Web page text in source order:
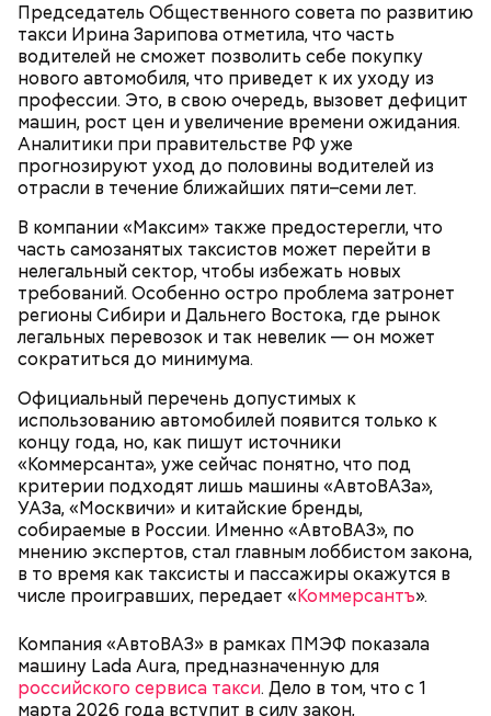
Председатель Общественного совета по развитию
такси Ирина Зарипова отметила, что часть
водителей не сможет позволить себе покупку
нового автомобиля, что приведет к их уходу из
профессии. Это, в свою очередь, вызовет дефицит
машин, рост цен и увеличение времени ожидания.
Аналитики при правительстве РФ уже
прогнозируют уход до половины водителей из
отрасли в течение ближайших пяти–семи лет.
В компании «Максим» также предостерегли, что
часть самозанятых таксистов может перейти в
нелегальный сектор, чтобы избежать новых
требований. Особенно остро проблема затронет
регионы Сибири и Дальнего Востока, где рынок
легальных перевозок и так невелик — он может
сократиться до минимума.
Официальный перечень допустимых к
использованию автомобилей появится только к
концу года, но, как пишут источники
«Коммерсанта», уже сейчас понятно, что под
критерии подходят лишь машины «АвтоВАЗа»,
УАЗа, «Москвичи» и китайские бренды,
собираемые в России. Именно «АвтоВАЗ», по
мнению экспертов, стал главным лоббистом закона,
в то время как таксисты и пассажиры окажутся в
числе проигравших, передает «Коммерсантъ».
Компания «АвтоВАЗ» в рамках ПМЭФ показала
машину Lada Aura, предназначенную для
российского сервиса такси. Дело в том, что с 1
марта 2026 года вступит в силу закон,
— Кабачки, порезанные кубиками, нужно легко
Спагетти из кабачков
— В дыне содержится много сахара, который
представлен фруктозой. С одной стороны — это
хорошо, потому что дает энергию. Но важно
помнить, что сладкими дынями не нужно сильно
увлекаться, так же как и арбузами, людям с
сахарным диабетом и лишним весом, —
подчеркнула доктор.
Терапевт Кондрахин назвал
продукты и напитки, которые
выводят токсины из организма
Ранние плоды, по словам врача, лучше не есть:
Чистит сосуды и защищает от
рака: чем полезен кресс-салат